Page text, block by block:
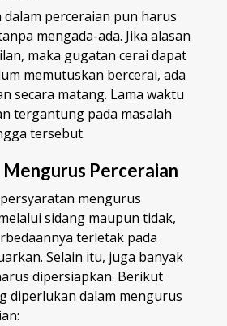
dalam perceraian pun harus
mengada-ada. Jika alasan
maka gugatan cerai dapat
memutuskan bercerai, ada
secara matang. Lama waktu
tergantung pada masalah
tersebut.
Perceraian
mengurus
sidang maupun tidak,
terletak pada
Selain itu, juga banyak
dipersiapkan. Berikut
diperlukan dalam mengurus